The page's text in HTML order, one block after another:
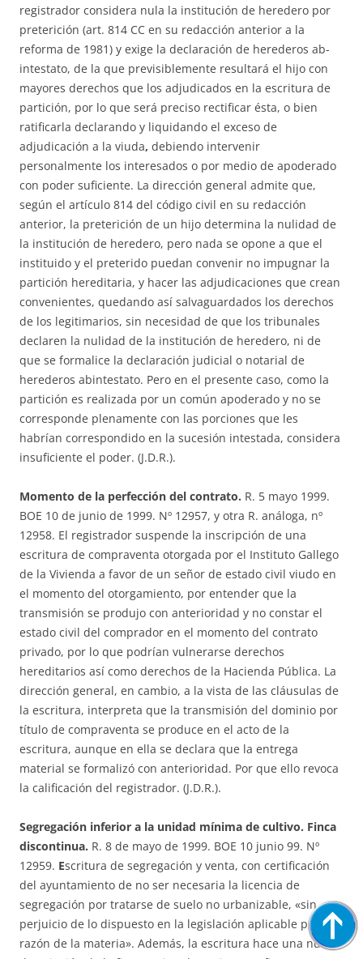
registrador considera nula la institución de heredero por
preterición (art. 814 CC en su redacción anterior a la
reforma de 1981) y exige la declaración de herederos ab-
intestato, de la que previsiblemente resultará el hijo con
mayores derechos que los adjudicados en la escritura de
partición, por lo que será preciso rectificar ésta, o bien
ratificarla declarando y liquidando el exceso de
adjudicación a la viuda, debiendo intervenir
personalmente los interesados o por medio de apoderado
con poder suficiente. La dirección general admite que,
según el artículo 814 del código civil en su redacción
anterior, la preterición de un hijo determina la nulidad de
la institución de heredero, pero nada se opone a que el
instituido y el preterido puedan convenir no impugnar la
partición hereditaria, y hacer las adjudicaciones que crean
convenientes, quedando así salvaguardados los derechos
de los legitimarios, sin necesidad de que los tribunales
declaren la nulidad de la institución de heredero, ni de
que se formalice la declaración judicial o notarial de
herederos abintestato. Pero en el presente caso, como la
partición es realizada por un común apoderado y no se
corresponde plenamente con las porciones que les
habrían correspondido en la sucesión intestada, considera
insuficiente el poder. (J.D.R.).
Momento de la perfección del contrato. R. 5 mayo 1999.
BOE 10 de junio de 1999. Nº 12957, y otra R. análoga, nº
12958. El registrador suspende la inscripción de una
escritura de compraventa otorgada por el Instituto Gallego
de la Vivienda a favor de un señor de estado civil viudo en
el momento del otorgamiento, por entender que la
transmisión se produjo con anterioridad y no constar el
estado civil del comprador en el momento del contrato
privado, por lo que podrían vulnerarse derechos
hereditarios así como derechos de la Hacienda Pública. La
dirección general, en cambio, a la vista de las cláusulas de
la escritura, interpreta que la transmisión del dominio por
título de compraventa se produce en el acto de la
escritura, aunque en ella se declara que la entrega
material se formalizó con anterioridad. Por que ello revoca
la calificación del registrador. (J.D.R.).
Segregación inferior a la unidad mínima de cultivo. Finca
discontinua. R. 8 de mayo de 1999. BOE 10 junio 99. Nº
12959. Escritura de segregación y venta, con certificación
del ayuntamiento de no ser necesaria la licencia de
segregación por tratarse de suelo no urbanizable, «sin
perjuicio de lo dispuesto en la legislación aplicable por
razón de la materia». Además, la escritura hace una nueva